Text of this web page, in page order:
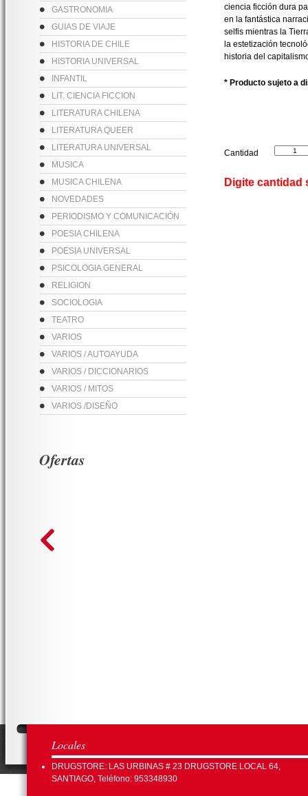
GASTRONOMIA
GUIAS DE VIAJE
HISTORIA DE CHILE
HISTORIA UNIVERSAL
INFANTIL
LIT. CIENCIA FICCION
LITERATURA CHILENA
LITERATURA QUEER
LITERATURA UNIVERSAL
MUSICA
MUSICA CHILENA
NOVEDADES
PERIODISMO Y COMUNICACIÓN
POESIA CHILENA
POESIA UNIVERSAL
PSICOLOGIA GENERAL
RELIGION
SOCIOLOGIA
TEATRO
VARIOS
VARIOS / AUTOAYUDA
VARIOS / DICCIONARIOS
VARIOS / MITOS
VARIOS /DISEÑO
ciencia ficción dura
en la fantástica
selfis mientras la
la estetización
historia del
* Producto sujeto a
Cantidad
Digite
Ofertas
Locales
DRUGSTORE: LAS URBINAS # 23 DRUGSTORE LOCAL 64,
SANTIAGO, Teléfono: 953348930